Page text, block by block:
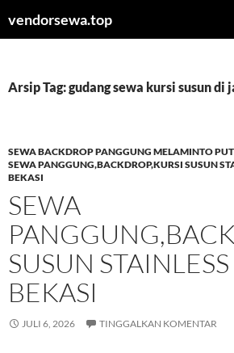
kevendorsewa.top
Arsip Tag: gudang sewa kursi susun di
SEWA BACKDROP PANGGUNG MELAMINTO
SEWA PANGGUNG,BACKDROP,KURSI SUSUN
BEKASI
SEWA
SUSUN
BEKASI
JULI 6, 2026 TINGGALKAN KOMENTAR